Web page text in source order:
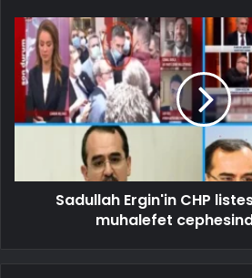
Sadullah Ergin'in CHP
muhalefet